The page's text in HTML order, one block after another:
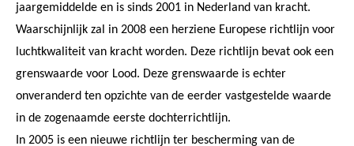
jaargemiddelde en is sinds 2001 in Nederland van kracht.
Waarschijnlijk zal in 2008 een herziene Europese richtlijn voor
luchtkwaliteit van kracht worden. Deze richtlijn bevat ook een
grenswaarde voor Lood. Deze grenswaarde is echter
onveranderd ten opzichte van de eerder vastgestelde waarde
in de zogenaamde eerste dochterrichtlijn.
In 2005 is een nieuwe richtlijn ter bescherming van de